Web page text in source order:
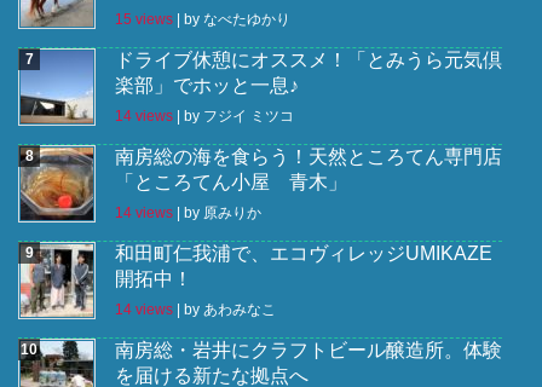
15 views | by なべたゆかり
ドライブ休憩にオススメ！「とみうら元気倶
楽部」でホッと一息♪
14 views | by フジイ ミツコ
南房総の海を食らう！天然ところてん専門店
「ところてん小屋 青木」
14 views | by 原みりか
和田町仁我浦で、エコヴィレッジUMIKAZE
開拓中！
14 views | by あわみなこ
南房総・岩井にクラフトビール醸造所。体験
を届ける新たな拠点へ